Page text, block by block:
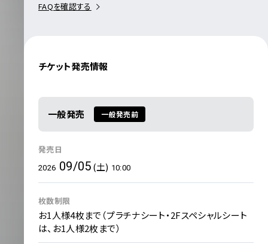
FAQを確認する
チケット発売情報
一般発売 一般発売前
発売日
2026 09/05(土) 10:00
枚数制限
お1人様4枚まで（プラチナシート・2Fスペシャルシート
は、お1人様2枚まで）